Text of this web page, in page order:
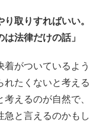
取りすればいい。
法律だけの話」
がついているよう
れたくないと考える
えるのが自然で、
急と言えるのかもし